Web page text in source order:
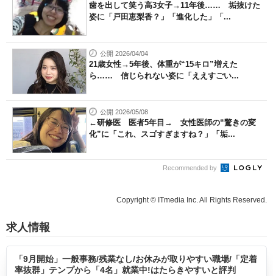
歯を出して笑う高3女子→11年後…… 垢抜けた
姿に「戸田恵梨香？」「進化した」「...
公開 2026/04/04
21歳女性→5年後、体重が“15キロ”増えた
ら…… 信じられない姿に「ええすごい...
公開 2026/05/08
←研修医 医者5年目→ 女性医師の“驚きの変
化”に「これ、スゴすぎますね？」「垢...
Recommended by
Copyright © ITmedia Inc. All Rights Reserved.
求人情報
「9月開始」一般事務/残業なし/お休みが取りやすい職場/「定着
率抜群」テンプから「4名」就業中!はたらきやすいと評判